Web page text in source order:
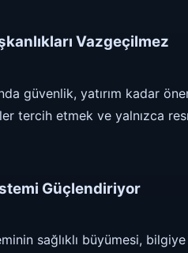
Vazgeçilmez
güvenlik, yatırım kadar
tercih etmek ve yalnızca
Güçlendiriyor
sağlıklı büyümesi,